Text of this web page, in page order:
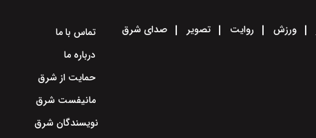
ورزش روایت تصویر صدای شرق
تماس با ما
درباره ما
حمایت از شرق
مانیفست شرق
نویسندگان شرق